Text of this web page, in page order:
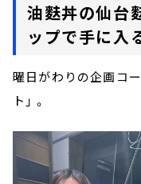
油麩丼の仙台
ップで手に入
曜日がわりの企画コ
ト」 。